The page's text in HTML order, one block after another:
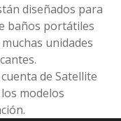
diseñados para
baños portátiles
unidades
de Satellite
modelos